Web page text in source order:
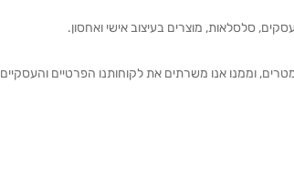
סלסלאות, מוצרים בעיצוב אישי ואחסון.
מזמינים אותכם להתרשם מאולם התצוגה הגדול והמרשים ביותר בצפון המשתרע על 800 מטרים, וממנו אנו משרתים את לקוחותנו הפרטיים והעסקיים